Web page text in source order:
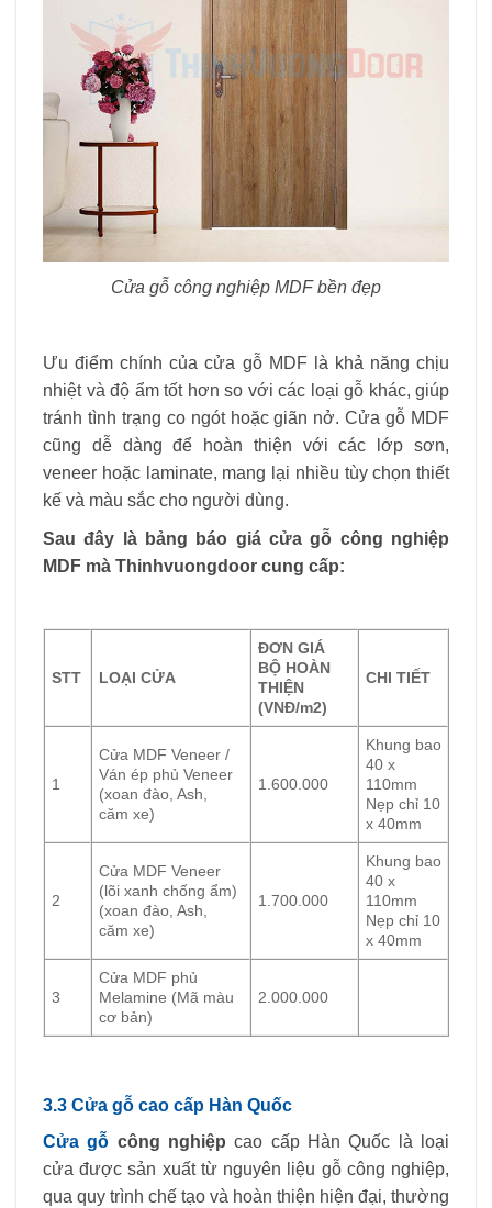
Cửa gỗ công nghiệp MDF bền đẹp
Ưu điểm chính của cửa gỗ MDF là khả năng chịu
nhiệt và độ ẩm tốt hơn so với các loại gỗ khác, giúp
tránh tình trạng co ngót hoặc giãn nở. Cửa gỗ MDF
cũng dễ dàng để hoàn thiện với các lớp sơn,
veneer hoặc laminate, mang lại nhiều tùy chọn thiết
kế và màu sắc cho người dùng.
Sau đây là bảng báo giá cửa gỗ công nghiệp
MDF mà Thinhvuongdoor cung cấp:
STT LOẠI CỬA
ĐƠN GIÁ
BỘ HOÀN
THIỆN
(VNĐ/m2)
CHI TIẾT
1
Cửa MDF Veneer /
Ván ép phủ Veneer
(xoan đào, Ash,
căm xe)
1.600.000
Khung bao
40 x
110mm
Nẹp chỉ 10
x 40mm
2
Cửa MDF Veneer
(lõi xanh chống ẩm)
(xoan đào, Ash,
căm xe)
1.700.000
Khung bao
40 x
110mm
Nẹp chỉ 10
x 40mm
3
Cửa MDF phủ
Melamine (Mã màu
cơ bản)
2.000.000
3.3 Cửa gỗ cao cấp Hàn Quốc
Cửa gỗ công nghiệp cao cấp Hàn Quốc là loại
cửa được sản xuất từ nguyên liệu gỗ công nghiệp,
qua quy trình chế tạo và hoàn thiện hiện đại, thường